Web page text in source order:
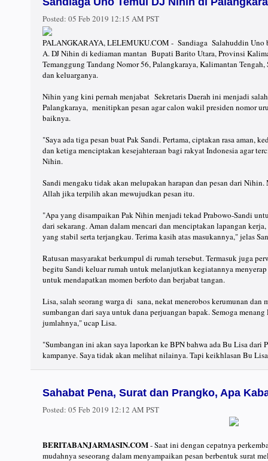
Posted: 05 Feb 2019 12:15 AM PST
PALANGKARAYA, LELEMUKU.COM - Sandiaga Salahuddin Uno
A. DJ Nihin di kediaman mantan Bupati Barito Utara, Provinsi
Temanggung Tandang Nomor 56, Palangkaraya, Kalimantan
dan keluarganya.
Nihin yang kini pernah menjabat Sekretaris Daerah ini menjadi
Palangkaraya, menitipkan pesan agar calon wakil presiden nomor
baiknya.
"Saya ada tiga pesan buat Pak Sandi. Pertama, ciptakan rasa aman,
dan ketiga menciptakan kesejahteraan bagi rakyat Indonesia agar
Nihin.
Sandi mengaku tidak akan melupakan harapan dan pesan dari
Allah jika terpilih akan mewujudkan pesan itu.
"Apa yang disampaikan Pak Nihin menjadi tekad Prabowo-Sandi
dari sekarang. Aman dalam mencari dan menciptakan lapangan
yang stabil serta terjangkau. Terima kasih atas masukannya," jelas
Ratusan masyarakat berkumpul di rumah tersebut. Termasuk juga
begitu Sandi keluar rumah untuk melanjutkan kegiatannya
untuk mendapatkan momen berfoto dan berjabat tangan.
Lisa, salah seorang warga di sana, nekat menerobos kerumunan
sumbangan dari saya untuk dana perjuangan bapak. Semoga
jumlahnya," ucap Lisa.
"Sumbangan ini akan saya laporkan ke BPN bahwa ada Bu Lisa dari
kampanye. Saya tidak akan melihat nilainya. Tapi keikhlasan Bu
Sahabat Pena, Surat dan Prangko, Apa
Posted: 05 Feb 2019 12:12 AM PST
BERITABANJARMASIN.COM- Saat ini dengan cepatnya
mudahnya seseorang dalam menyampaikan pesan berbentuk surat